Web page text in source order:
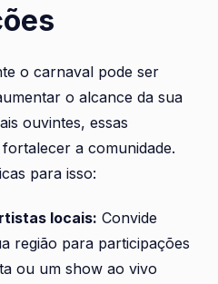
o carnaval pode ser
o alcance da sua
ouvintes, essas
a comunidade.
para isso:
locais: Convide
região para participações
ou um show ao vivo